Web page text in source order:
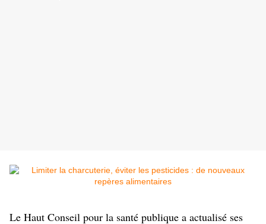
Le Haut Conseil pour la santé publique a actualisé ses